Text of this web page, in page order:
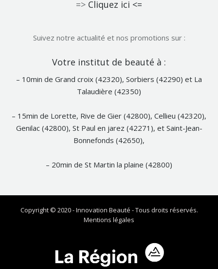
=> Cliquez ici <=
Suivez notre actualité et nos promotions sur :
Notre
Facebook
Votre institut de beauté à :
– 10min de Grand croix (42320), Sorbiers (42290) et La
Talaudière (42350)
– 15min de Lorette, Rive de Gier (42800), Cellieu (42320),
Genilac (42800), St Paul en jarez (42271), et Saint-Jean-
Bonnefonds (42650),
– 20min de St Martin la plaine (42800)
Copyright © 2020 - Innovation Beauté - Tous droits réservés.
Mentions légales